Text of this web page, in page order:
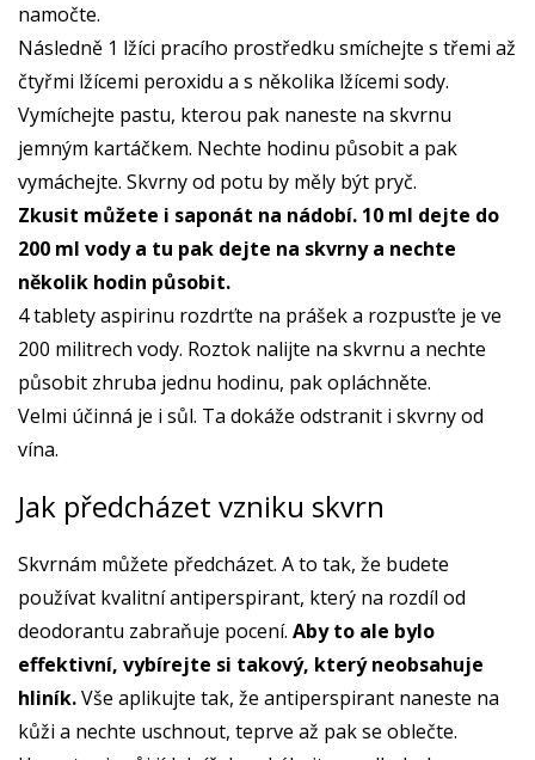
namočte.
Následně 1 lžíci pracího prostředku smíchejte s třemi až
čtyřmi lžícemi peroxidu a s několika lžícemi sody.
Vymíchejte pastu, kterou pak naneste na skvrnu
jemným kartáčkem. Nechte hodinu působit a pak
vymáchejte. Skvrny od potu by měly být pryč.
Zkusit můžete i saponát na nádobí. 10 ml dejte do
200 ml vody a tu pak dejte na skvrny a nechte
několik hodin působit.
4 tablety aspirinu rozdrťte na prášek a rozpusťte je ve
200 militrech vody. Roztok nalijte na skvrnu a nechte
působit zhruba jednu hodinu, pak opláchněte.
Velmi účinná je i sůl. Ta dokáže odstranit i skvrny od
vína.
Jak předcházet vzniku skvrn
Skvrnám můžete předcházet. A to tak, že budete
používat kvalitní antiperspirant, který na rozdíl od
deodorantu zabraňuje pocení. Aby to ale bylo
effektivní, vybírejte si takový, který neobsahuje
hliník.Vše aplikujte tak, že antiperspirant naneste na
kůži a nechte uschnout, teprve až pak se oblečte.